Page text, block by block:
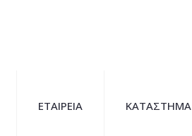
ΕΤΑΙΡΕΙΑ ΚΑΤΑΣΤΗΜΑ